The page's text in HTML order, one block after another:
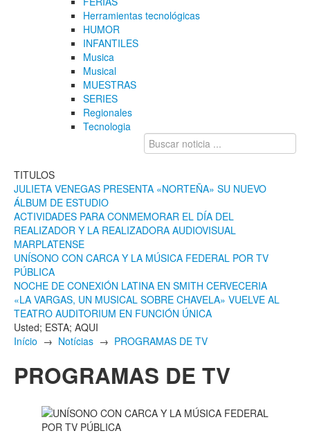
Herramientas tecnológicas
HUMOR
INFANTILES
Musica
Musical
MUESTRAS
SERIES
Regionales
Tecnologia
TITULOS
JULIETA VENEGAS PRESENTA «NORTEÑA» SU NUEVO
ÁLBUM DE ESTUDIO
ACTIVIDADES PARA CONMEMORAR EL DÍA DEL
REALIZADOR Y LA REALIZADORA AUDIOVISUAL
MARPLATENSE
UNÍSONO CON CARCA Y LA MÚSICA FEDERAL POR TV
PÚBLICA
NOCHE DE CONEXIÓN LATINA EN SMITH CERVECERIA
«LA VARGAS, UN MUSICAL SOBRE CHAVELA» VUELVE AL
TEATRO AUDITORIUM EN FUNCIÓN ÚNICA
Usted; ESTA; AQUI
Início → Notícias → PROGRAMAS DE TV
PROGRAMAS DE TV